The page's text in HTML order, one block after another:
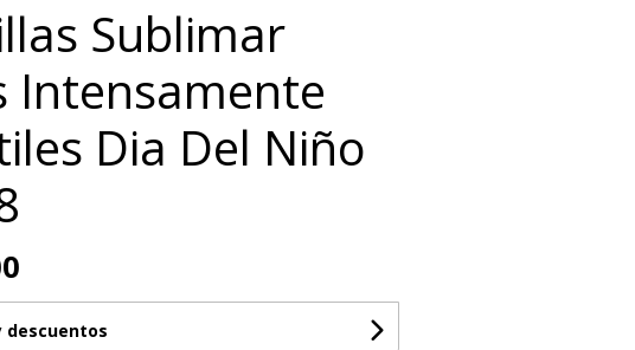
Sublimar
Intensamente
Dia Del Niño
descuentos